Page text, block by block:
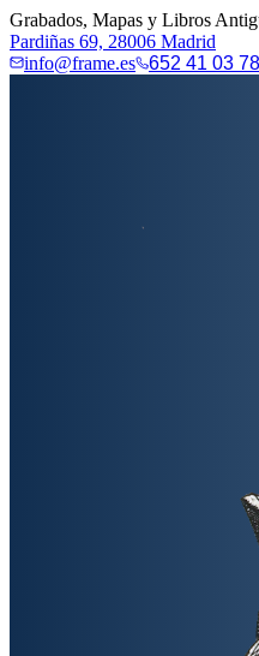
Grabados, Mapas y Libros
Pardiñas 69, 28006 Madrid
info@frame.es
652 41 03 78